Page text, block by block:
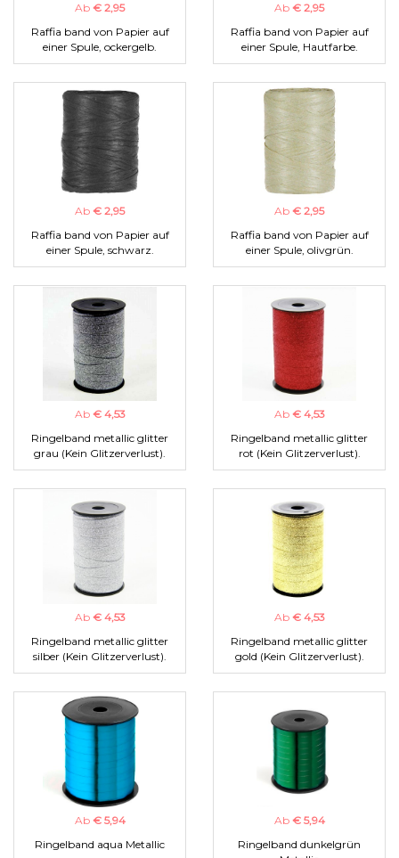
Ab € 2,95
Raffia band von Papier auf
einer Spule, ockergelb.
Ab € 2,95
Raffia band von Papier auf
einer Spule, Hautfarbe.
Ab € 2,95
Raffia band von Papier auf
einer Spule, schwarz.
Ab € 2,95
Raffia band von Papier auf
einer Spule, olivgrün.
Ab € 4,53
Ringelband metallic glitter
grau (Kein Glitzerverlust).
Ab € 4,53
Ringelband metallic glitter
rot (Kein Glitzerverlust).
Ab € 4,53
Ringelband metallic glitter
silber (Kein Glitzerverlust).
Ab € 4,53
Ringelband metallic glitter
gold (Kein Glitzerverlust).
Ab € 5,94
Ringelband aqua Metallic
Ab € 5,94
Ringelband dunkelgrün